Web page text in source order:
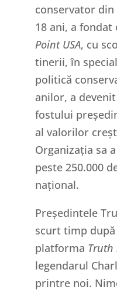
conservator din
18 ani, a fondat
Point USA, cu
tinerii, în
politică
anilor, a
fostului
al valorilor
Organizația sa
peste 250.000
național.
Președintele
scurt timp
platforma Truth
legendarul
printre noi.